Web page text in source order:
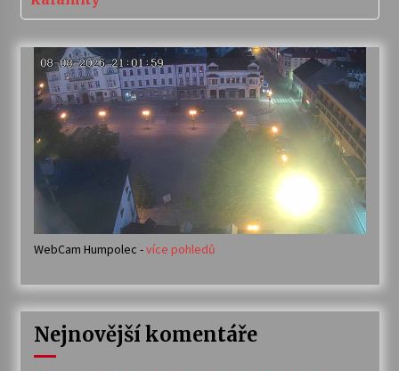
WebCam Humpolec -více pohledů
Nejnovější komentáře